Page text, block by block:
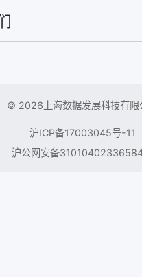
© 2026上海数据发展科技有限
沪ICP备17003045号-11
沪公网安备